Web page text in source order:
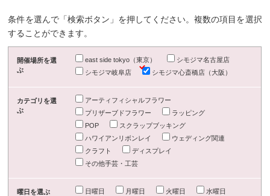
条件を選んで「検索ボタン」を押してください。複数の項目を選択
することができます。
開催場所を選
ぶ
east side tokyo（東京）
シモジマ名古屋店
シモジマ岐阜店
シモジマ心斎橋店（大阪）
カテゴリを選
ぶ
アーティフィシャルフラワー
プリザーブドフラワー
ラッピング
POP
スクラップブッキング
ハワイアンリボンレイ
ウェディング関連
クラフト
ディスプレイ
その他手芸・工芸
曜日を選ぶ 日曜日 月曜日 火曜日
水曜日